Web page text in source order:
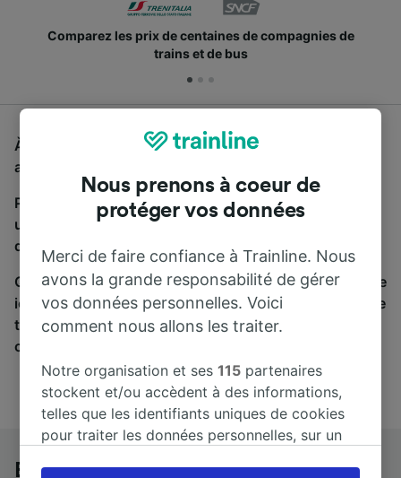
Comparez les prix de centaines de compagnies de
trains et de bus
À la recherche d'un bus de Brescia à Turin, vous êtes
au bon endroit.
Pour trouver des billets de bus, lancez simplement
une recherche ci-dessus. Nous comparons les temps
de trajets et les prix des voyages, en train et en bus.
Qu’importe votre destination, votre voyage commence
ici. Nous collaborons avec plus de 170 compagnies de
train et de bus. Consultez et achetez vos billets sur
cette page.
Brescia à Turin en bus
Nous prenons à coeur de
protéger vos données
Merci de faire confiance à Trainline. Nous
avons la grande responsabilité de gérer
vos données personnelles. Voici
comment nous allons les traiter.
Notre organisation et ses115 partenaires
stockent et/ou accèdent à des informations,
telles que les identifiants uniques de cookies
pour traiter les données personnelles, sur un